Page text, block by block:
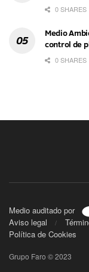
0 SHARES
Medio
control de
0 SHARES
Medio auditado por
Aviso legal
Política de Cookies
Grupo Faro © 2023